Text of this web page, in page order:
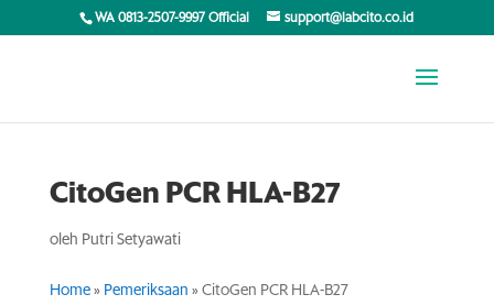
WA 0813-2507-9997 Official support@labcito.co.id
CitoGen PCR HLA-B27
oleh Putri Setyawati
Home» Pemeriksaan » CitoGen PCR HLA-B27